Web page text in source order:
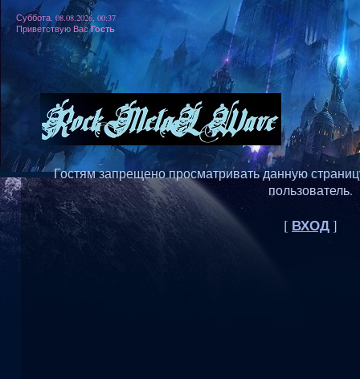
Суббота, 08.08.2026, 00:37
Приветствую Вас Гость
Гостям запрещено просматривать данную
пользователь.
[ ВХОД]